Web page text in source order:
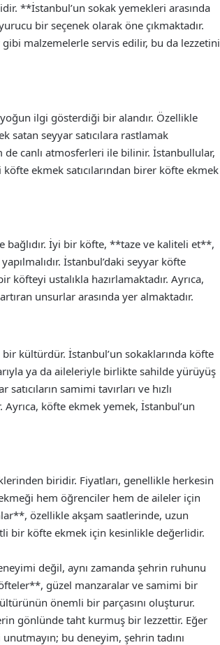
**İstanbul’un sokak yemekleri arasında
bir seçenek olarak öne çıkmaktadır.
malzemelerle servis edilir, bu da lezzetini
ilgi gösterdiği bir alandır. Özellikle
seyyar satıcılara rastlamak
canlı atmosferleri ile bilinir. İstanbullular,
ekmek satıcılarından birer köfte ekmek
bağlıdır. İyi bir köfte, **taze ve kaliteli et**,
İstanbul’daki seyyar köfte
köfteyi ustalıkla hazırlamaktadır. Ayrıca,
unsurlar arasında yer almaktadır.
kültürdür. İstanbul’un sokaklarında köfte
ya da aileleriyle birlikte sahilde yürüyüş
samimi tavırları ve hızlı
köfte ekmek yemek, İstanbul’un
biridir. Fiyatları, genellikle herkesin
hem öğrenciler hem de aileler için
özellikle akşam saatlerinde, uzun
bir köfte ekmek için kesinlikle değerlidir.
değil, aynı zamanda şehrin ruhunu
güzel manzaralar ve samimi bir
önemli bir parçasını oluşturur.
gönlünde taht kurmuş bir lezzettir. Eğer
bu deneyim, şehrin tadını